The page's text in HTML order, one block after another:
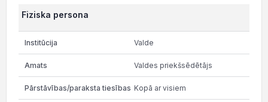
Fiziska persona
Valde
Valdes priekšsēdētājs
Kopā ar visiem